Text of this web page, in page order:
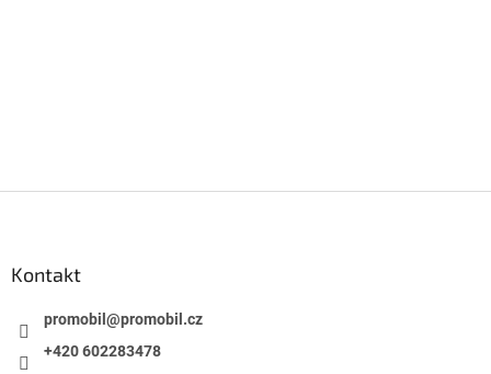
Kontakt
promobil @promobil.cz
+420 602283478